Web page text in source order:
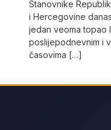
Stanovnike
i Hercegovine
jedan veoma topao
poslijepodnevnim i
časovima […]